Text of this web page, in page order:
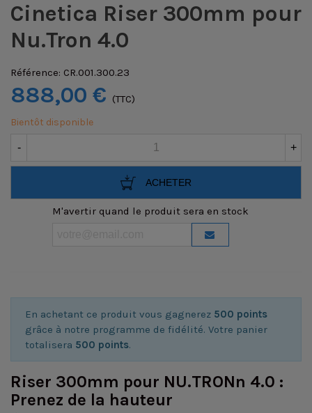
Cinetica Riser 300mm pour
Nu.Tron 4.0
Référence: CR.001.300.23
888,00 € (TTC)
Bientôt disponible
- +
ACHETER
M'avertir quand le produit sera en stock
En achetant ce produit vous gagnerez 500 points
grâce à notre programme de fidélité. Votre panier
totalisera 500 points.
Riser 300mm pour NU.TRONn 4.0 :
Prenez de la hauteur